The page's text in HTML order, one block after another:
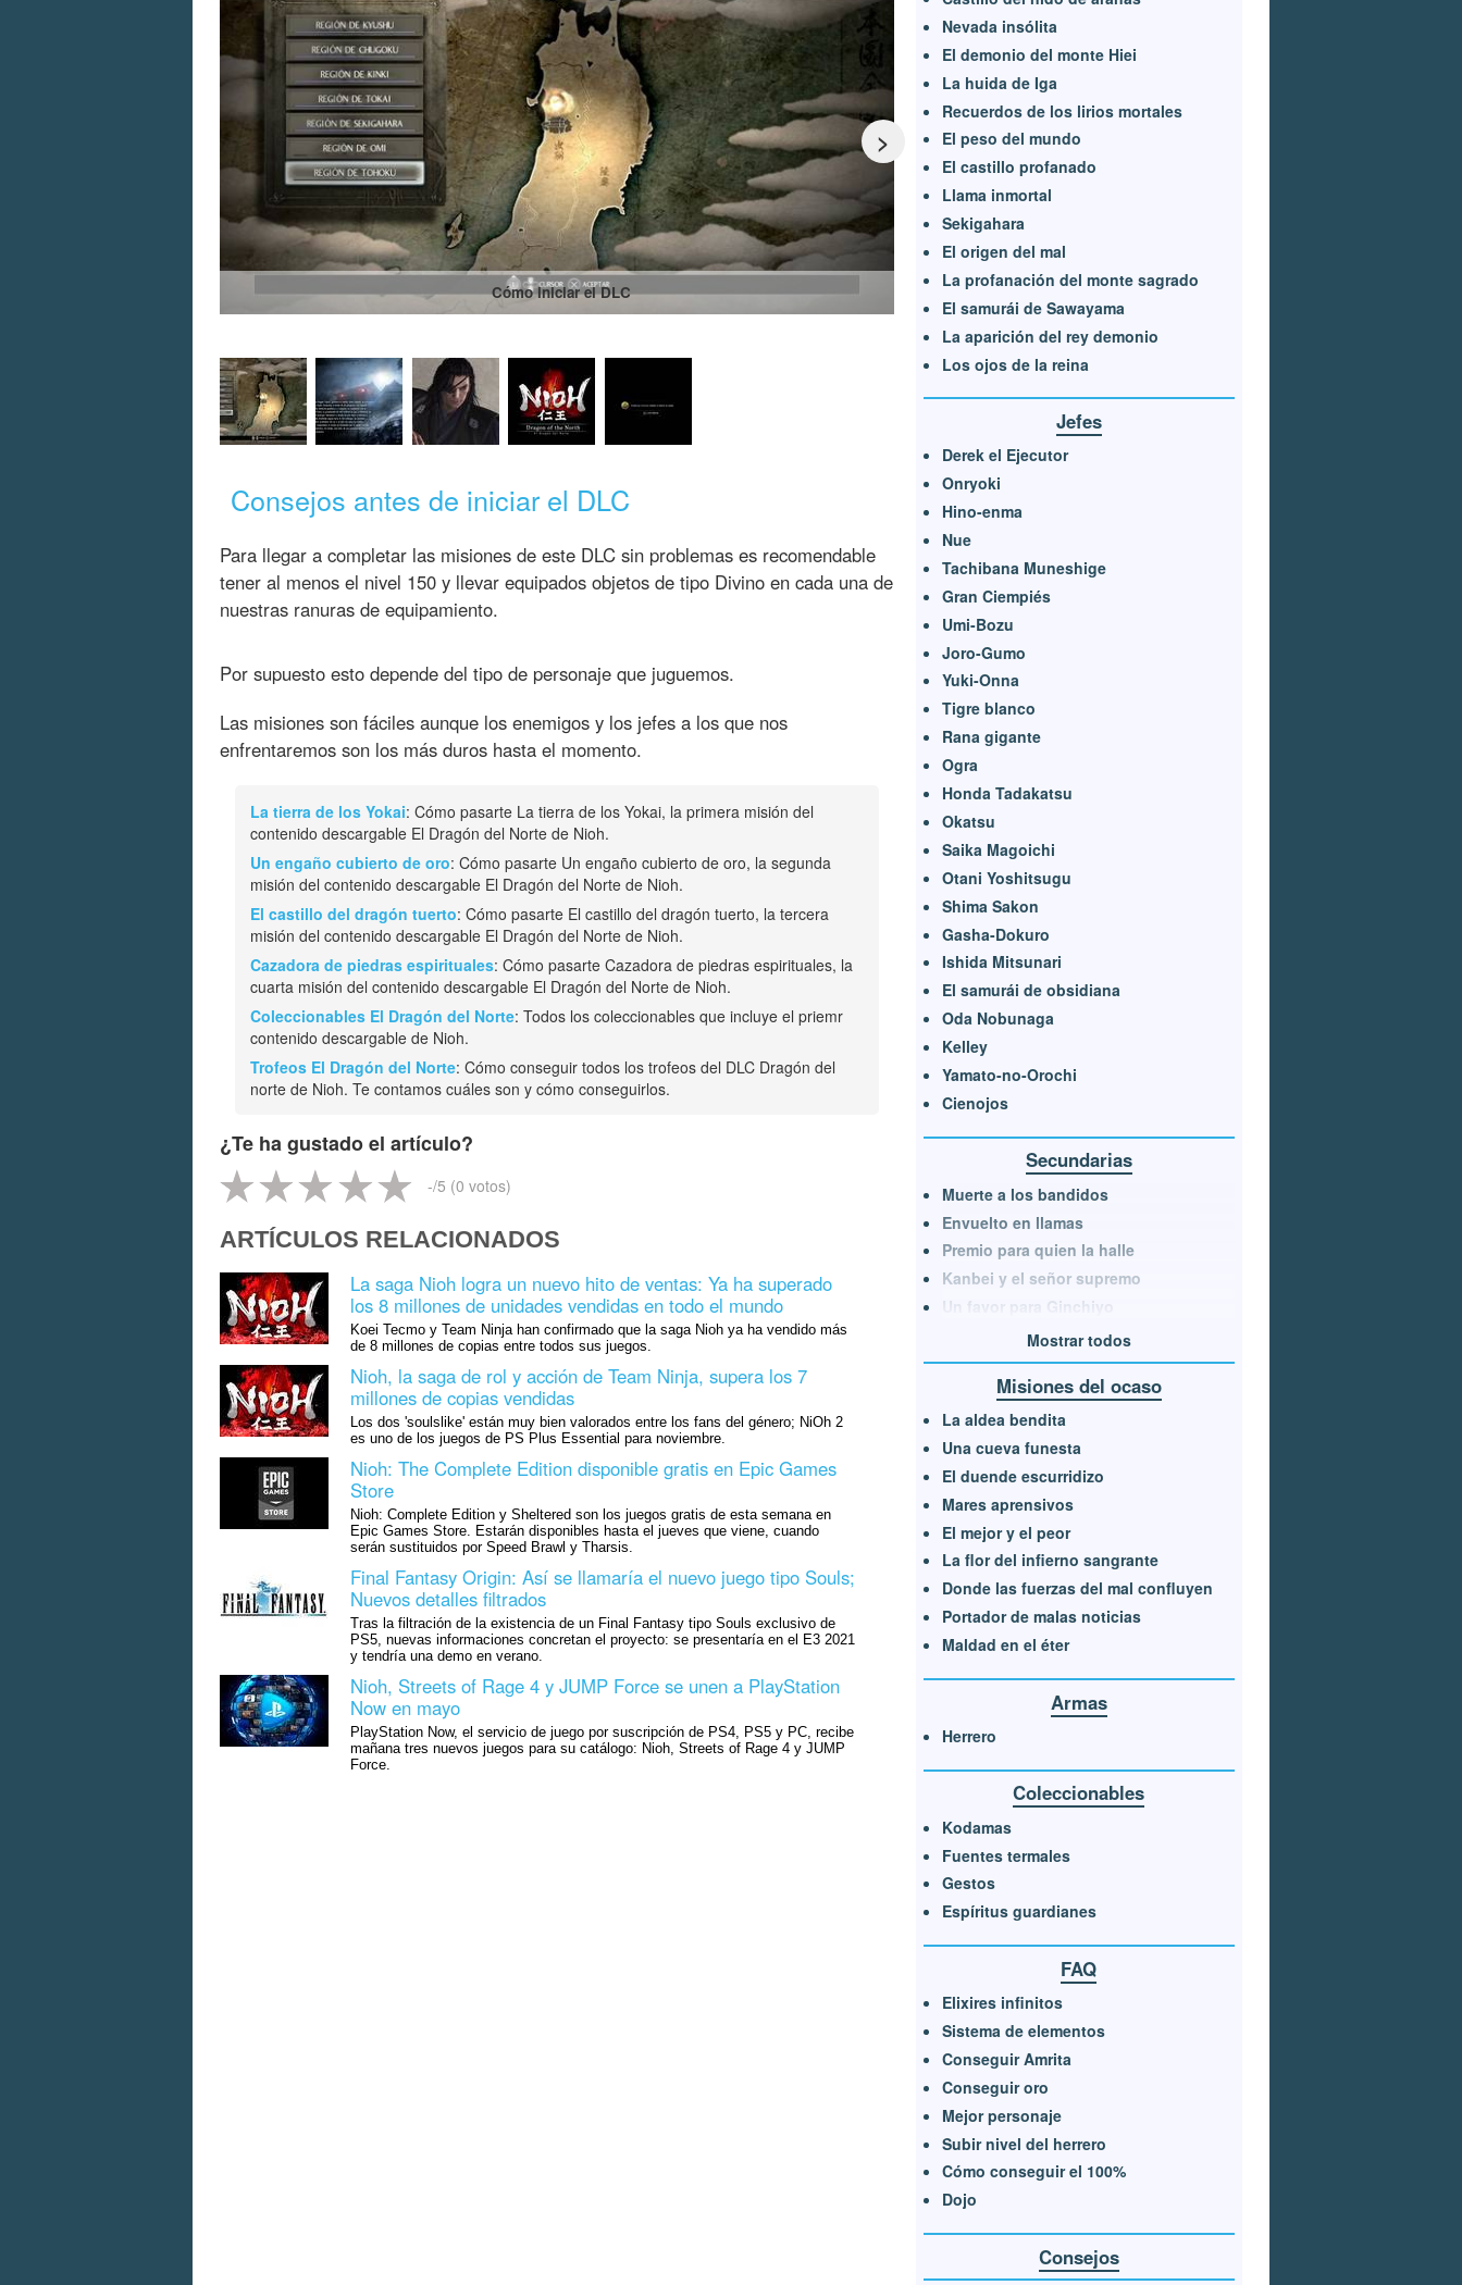
>
Cómo iniciar el DLC Historia del DLC
Consejos antes de iniciar el DLC
Para llegar a completar las misiones de este DLC sin problemas es recomendable
tener al menos el nivel 150 y llevar equipados objetos de tipo Divino en cada una de
nuestras ranuras de equipamiento.
Por supuesto esto depende del tipo de personaje que juguemos.
Las misiones son fáciles aunque los enemigos y los jefes a los que nos
enfrentaremos son los más duros hasta el momento.
La tierra de los Yokai: Cómo pasarte La tierra de los Yokai, la primera misión del
contenido descargable El Dragón del Norte de Nioh.
Un engaño cubierto de oro: Cómo pasarte Un engaño cubierto de oro, la segunda
misión del contenido descargable El Dragón del Norte de Nioh.
El castillo del dragón tuerto: Cómo pasarte El castillo del dragón tuerto, la tercera
misión del contenido descargable El Dragón del Norte de Nioh.
Cazadora de piedras espirituales: Cómo pasarte Cazadora de piedras espirituales, la
cuarta misión del contenido descargable El Dragón del Norte de Nioh.
Coleccionables El Dragón del Norte: Todos los coleccionables que incluye el priemr
contenido descargable de Nioh.
Trofeos El Dragón del Norte: Cómo conseguir todos los trofeos del DLC Dragón del
norte de Nioh. Te contamos cuáles son y cómo conseguirlos.
¿Te ha gustado el artículo?
-/5 (0 votos)
ARTÍCULOS RELACIONADOS
La saga Nioh logra un nuevo hito de ventas: Ya ha superado
los 8 millones de unidades vendidas en todo el mundo
Koei Tecmo y Team Ninja han confirmado que la saga Nioh ya ha vendido más
de 8 millones de copias entre todos sus juegos.
Nioh, la saga de rol y acción de Team Ninja, supera los 7
millones de copias vendidas
Los dos 'soulslike' están muy bien valorados entre los fans del género; NiOh 2
es uno de los juegos de PS Plus Essential para noviembre.
Nioh: The Complete Edition disponible gratis en Epic Games
Store
Nioh: Complete Edition y Sheltered son los juegos gratis de esta semana en
Epic Games Store. Estarán disponibles hasta el jueves que viene, cuando
serán sustituidos por Speed Brawl y Tharsis.
Final Fantasy Origin: Así se llamaría el nuevo juego tipo Souls;
Nuevos detalles filtrados
Tras la filtración de la existencia de un Final Fantasy tipo Souls exclusivo de
PS5, nuevas informaciones concretan el proyecto: se presentaría en el E3 2021
y tendría una demo en verano.
Nioh, Streets of Rage 4 y JUMP Force se unen a PlayStation
Now en mayo
PlayStation Now, el servicio de juego por suscripción de PS4, PS5 y PC, recibe
mañana tres nuevos juegos para su catálogo: Nioh, Streets of Rage 4 y JUMP
Force.
Nevada insólita
El demonio del monte Hiei
La huida de Iga
Recuerdos de los lirios mortales
El peso del mundo
El castillo profanado
Llama inmortal
Sekigahara
El origen del mal
La profanación del monte sagrado
El samurái de Sawayama
La aparición del rey demonio
Los ojos de la reina
Jefes
Derek el Ejecutor
Onryoki
Hino-enma
Nue
Tachibana Muneshige
Gran Ciempiés
Umi-Bozu
Joro-Gumo
Yuki-Onna
Tigre blanco
Rana gigante
Ogra
Honda Tadakatsu
Okatsu
Saika Magoichi
Otani Yoshitsugu
Shima Sakon
Gasha-Dokuro
Ishida Mitsunari
El samurái de obsidiana
Oda Nobunaga
Kelley
Yamato-no-Orochi
Cienojos
Secundarias
Muerte a los bandidos
Envuelto en llamas
Premio para quien la halle
Kanbei y el señor supremo
Un favor para Ginchiyo
Mostrar todos
Misiones del ocaso
La aldea bendita
Una cueva funesta
El duende escurridizo
Mares aprensivos
El mejor y el peor
La flor del infierno sangrante
Donde las fuerzas del mal confluyen
Portador de malas noticias
Maldad en el éter
Armas
Herrero
Coleccionables
Kodamas
Fuentes termales
Gestos
Espíritus guardianes
FAQ
Elixires infinitos
Sistema de elementos
Conseguir Amrita
Conseguir oro
Mejor personaje
Subir nivel del herrero
Cómo conseguir el 100%
Dojo
Consejos